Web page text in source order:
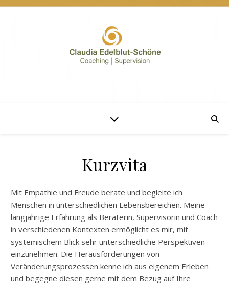
Kurzvita
Mit Empathie und Freude berate und begleite ich
Menschen in unterschiedlichen Lebensbereichen. Meine
langjährige Erfahrung als Beraterin, Supervisorin und Coach
in verschiedenen Kontexten ermöglicht es mir, mit
systemischem Blick sehr unterschiedliche Perspektiven
einzunehmen. Die Herausforderungen von
Veränderungsprozessen kenne ich aus eigenem Erleben
und begegne diesen gerne mit dem Bezug auf Ihre